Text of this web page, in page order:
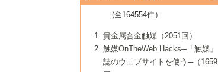
B号 第111回触媒討論会（2013年・関西大
7号 ゼオライト合成における最近の進歩
7号 有機分子触媒による精密有機合成
8号 高機能化ポリオレフィンに向けた重合
触媒の最近の進展
5号 CO2が関わる触媒・材料
7号 持続可能社会実現のための触媒および
触媒関連技術
4号 錯体を利用したユニークな表面構造の
構築と機能
5号 若手会員による触媒研究の未来展望1：
企業編
6号 第102回触媒討論会
を実現する触媒
5号 こんな物質，あんな物質―新たな触媒
の可能性―
3号 リビング重合触媒の最近の展開
5号 水素製造・貯蔵のための触媒技術の新
しい展開
2号 第95回触媒討論会
4号 水分解用光触媒材料
5号 時間分解分光の進歩と応用
1号 部分酸化反応触媒の最前線
2号 第93回触媒討論会
3号 特殊エネルギー場の触媒反応
4号 生体内における金属の触媒作用
▼45巻（2003年）
1号 なぜこの触媒が良いのか？
2号 第91回触媒討論会
3号 最近の自動車排ガス処理技術
▼44巻（2002年）
1号 高次制御された触媒の化学
2号 第89回触媒討論会
▼43巻（2001年）
1号 グリーンケミストリーと触媒
▼42巻（2000年）
(全164554件）
貴金属合金触媒（2051回）
触媒OnTheWeb Hacks─「触媒」
誌のウェブサイトを使う─（1659